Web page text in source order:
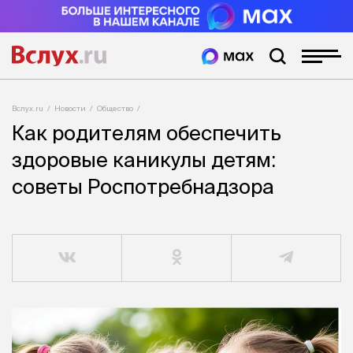
Вслух.ru Новости Общество
Как родителям обеспечить
здоровые каникулы детям:
советы Роспотребнадзора